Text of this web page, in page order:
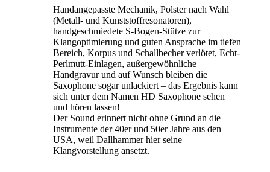
Handangepasste Mechanik, Polster nach Wahl
(Metall- und Kunststoffresonatoren),
handgeschmiedete S-Bogen-Stütze zur
Klangoptimierung und guten Ansprache im tiefen
Bereich, Korpus und Schallbecher verlötet, Echt-
Perlmutt-Einlagen, außergewöhnliche
Handgravur und auf Wunsch bleiben die
Saxophone sogar unlackiert – das Ergebnis kann
sich unter dem Namen HD Saxophone sehen
und hören lassen!
Der Sound erinnert nicht ohne Grund an die
Instrumente der 40er und 50er Jahre aus den
USA, weil Dallhammer hier seine
Klangvorstellung ansetzt.